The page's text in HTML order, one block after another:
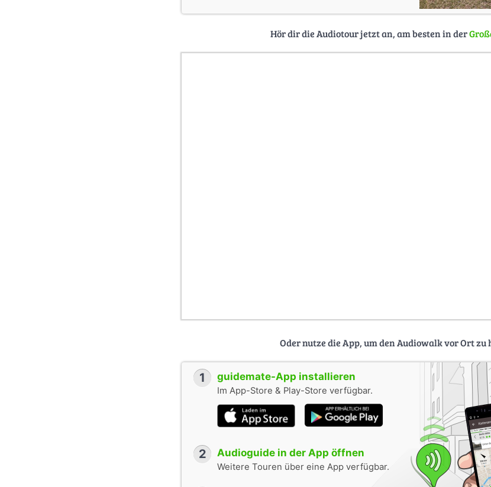
Hör dir die Audiotour jetzt an, am besten in der
Oder nutze die App, um den Audiowalk vor Ort zu
1 guidemate-App installieren
Im App-Store & Play-Store verfügbar.
2 Audioguide in der App öffnen
Weitere Touren über eine App verfügbar.